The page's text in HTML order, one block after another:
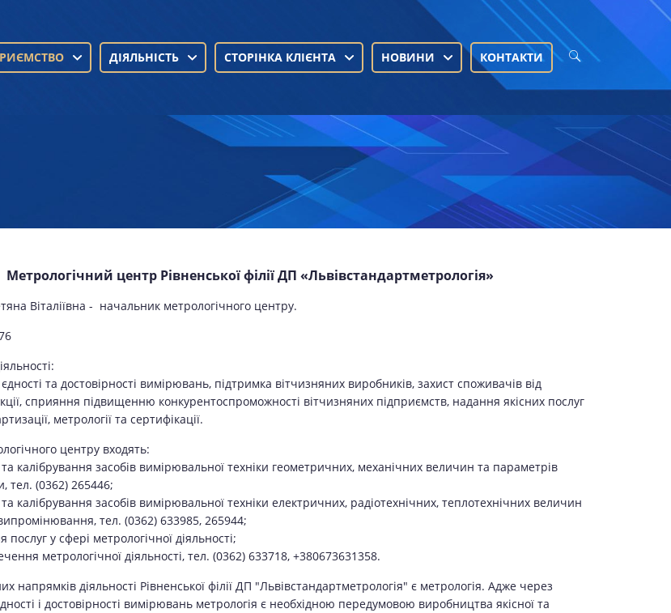
ДІЯЛЬНІСТЬ СТОРІНКА КЛІЄНТА НОВИНИ КОНТАКТИ
Метрологічний центр Рівненської філії ДП «Львівстандартметрологія»
Віталіївна - начальник метрологічного центру.
та достовірності вимірювань, підтримка вітчизняних виробників, захист споживачів від
сприяння підвищенню конкурентоспроможності вітчизняних підприємств, надання якісних послуг
метрології та сертифікації.
центру входять:
та калібрування засобів вимірювальної техніки геометричних, механічних величин та параметрів
тел. (0362) 265446;
та калібрування засобів вимірювальної техніки електричних, радіотехнічних, теплотехнічних величин
тел. (0362) 633985, 265944;
послуг у сфері метрологічної діяльності;
метрологічної діяльності, тел. (0362) 633718, +380673631358.
напрямків діяльності Рівненської філії ДП "Львівстандартметрологія" є метрологія. Адже через
і достовірності вимірювань метрологія є необхідною передумовою виробництва якісної та